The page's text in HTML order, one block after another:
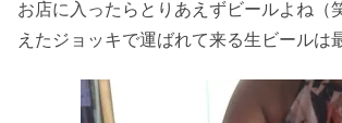
お店に入ったらとりあえずビールよね（
えたジョッキで運ばれて来る生ビールは